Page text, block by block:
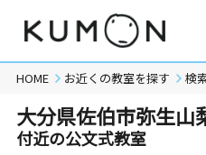
HOME お近くの教室を探す 検
大分県佐伯市弥生山
付近の公文式教室